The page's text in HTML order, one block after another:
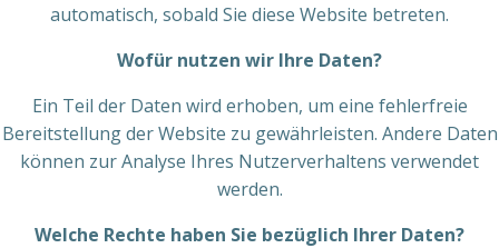
automatisch, sobald Sie diese Website betreten.
Wofür nutzen wir Ihre Daten?
Ein Teil der Daten wird erhoben, um eine fehlerfreie
Bereitstellung der Website zu gewährleisten. Andere Daten
können zur Analyse Ihres Nutzerverhaltens verwendet
werden.
Welche Rechte haben Sie bezüglich Ihrer Daten?